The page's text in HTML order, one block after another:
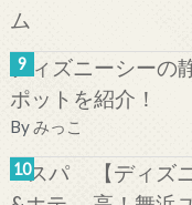
ディズニーシーの
ポットを紹介！
Byみっこ
【ディズ